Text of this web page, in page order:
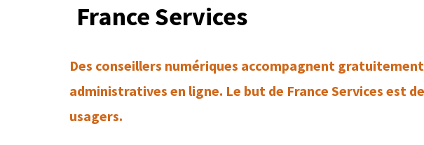
France Services
Des conseillers numériques accompagnent
administratives en ligne. Le but de France Services est
usagers.